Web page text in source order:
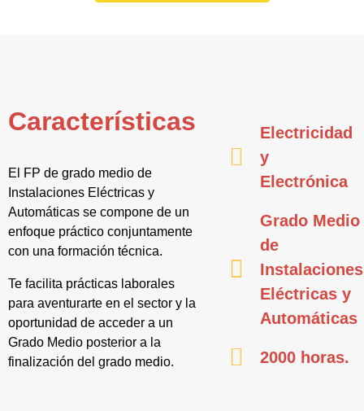
Características
El FP de grado medio de
Instalaciones Eléctricas y
Automáticas se compone de un
enfoque práctico conjuntamente
con una formación técnica.
Te facilita prácticas laborales
para aventurarte en el sector y la
oportunidad de acceder a un
Grado Medio posterior a la
finalización del grado medio.
Electricidad
y
Electrónica
Grado Medio
de
Instalaciones
Eléctricas y
Automáticas
2000 horas.